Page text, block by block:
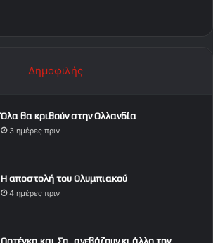
Δημοφιλής
Όλα θα κριθούν στην Ολλανδία
3 ημέρες πριν
Η αποστολή του Ολυμπιακού
4 ημέρες πριν